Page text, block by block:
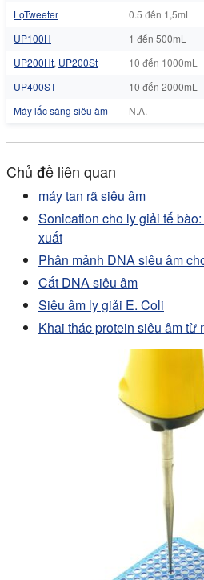
LọTweeter 0.5 đến 1,5mL
UP100H
1 đến 500mL
UP200Ht, UP200St 10 đến 1000mL
UP400ST
10 đến 2000mL
Máy lắc sàng siêu âm
N.A.
Chủ đề liên quan
máy tan rã siêu âm
Sonication cho ly giải tế
xuất
Phân mảnh DNA siêu âm
Cắt DNA siêu âm
Siêu âm ly giải E. Coli
Khai thác protein siêu âm từ